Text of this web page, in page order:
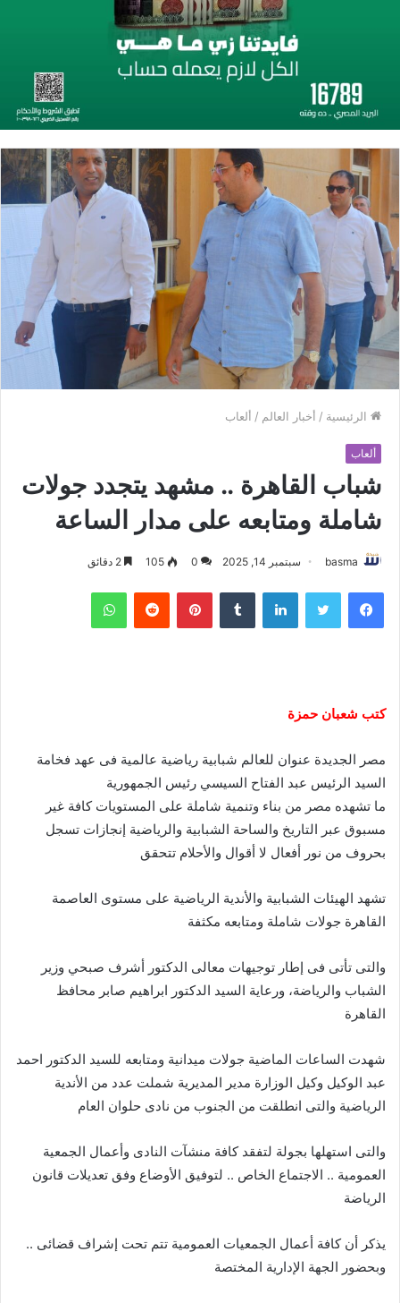
الرئيسية / أخبار العالم / ألعاب
ألعاب
شباب القاهرة .. مشهد يتجدد جولات
شاملة ومتابعه على مدار الساعة
basma سبتمبر 14, 2025 0
105
فيسبوك تويتر لينكدإن بينتيريست واتساب
كتب شعبان حمزة
مصر الجديدة عنوان للعالم شبابية رياضية عالمية فى عهد فخامة
السيد الرئيس عبد الفتاح السيسي رئيس الجمهورية
ما تشهده مصر من بناء وتنمية شاملة على المستويات كافة غير
مسبوق عبر التاريخ والساحة الشبابية والرياضية إنجازات تسجل
بحروف من نور أفعال لا أقوال والأحلام تتحقق
تشهد الهيئات الشبابية والأندية الرياضية على مستوى العاصمة
القاهرة جولات شاملة ومتابعه مكثفة
والتى تأتى فى إطار توجيهات معالى الدكتور أشرف صبحي وزير
الشباب والرياضة، ورعاية السيد الدكتور ابراهيم صابر محافظ
القاهرة
شهدت الساعات الماضية جولات ميدانية ومتابعه للسيد الدكتور احمد
عبد الوكيل وكيل الوزارة مدير المديرية شملت عدد من الأندية
الرياضية والتى انطلقت من الجنوب من نادى حلوان العام
والتى استهلها بجولة لتفقد كافة منشآت النادى وأعمال الجمعية
العمومية .. الاجتماع الخاص .. لتوفيق الأوضاع وفق تعديلات قانون
الرياضة
يذكر أن كافة أعمال الجمعيات العمومية تتم تحت إشراف قضائى ..
وبحضور الجهة الإدارية المختصة